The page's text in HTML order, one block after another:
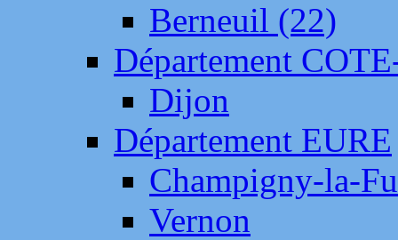
Berneuil (22)
Département
Dijon
Département EURE
Champigny-la-
Vernon